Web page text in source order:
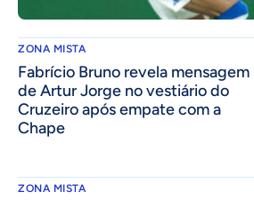
ZONA MISTA
Fabrício Bruno revela mensagem
de Artur Jorge no vestiário do
Cruzeiro após empate com a
Chape
ZONA MISTA